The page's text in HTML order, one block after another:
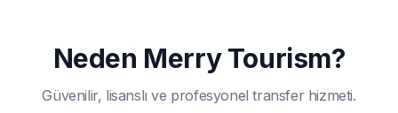
Neden Merry Tourism?
Güvenilir, lisanslı ve profesyonel transfer hizmeti.